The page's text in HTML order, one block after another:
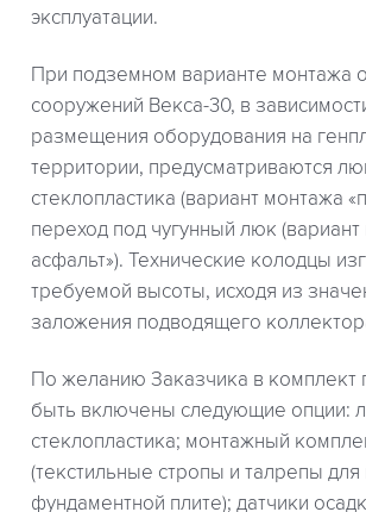
эксплуатации.
При подземном варианте монтажа
сооружений Векса-30, в
размещения оборудования на
территории, предусматриваются
стеклопластика (вариант монтажа
переход под чугунный люк
асфальт»). Технические колодцы
требуемой высоты, исходя из
заложения подводящего
По желанию Заказчика в комплект
быть включены следующие опции:
стеклопластика; монтажный
(текстильные стропы и талрепы
фундаментной плите); датчики